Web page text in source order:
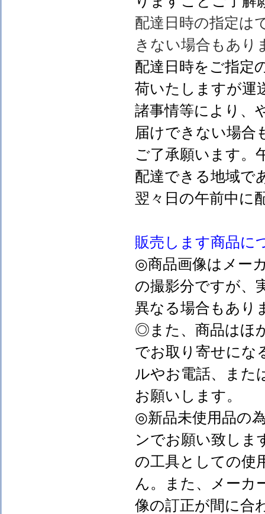
配達日時の指定は
きない場合もあり
配達日時をご指定
荷いたしますが運
諸事情等により、
届けできない場合
ご了承願います。
配達できる地域で
翌々日の午前中に
販売します商品に
◎商品画像はメー
の撮影分ですが、
異なる場合もあり
◎また、商品はほ
でお取り寄せにな
ルやお電話、また
お願いします。
◎新品未使用品の
ンでお願い致しま
の工具としての使
ん。また、メーカ
像の訂正が間に合